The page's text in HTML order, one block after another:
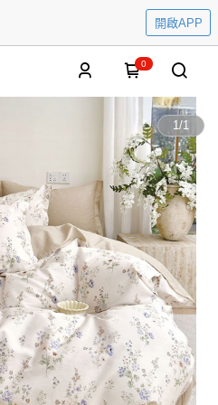
開啟APP
0
1/1